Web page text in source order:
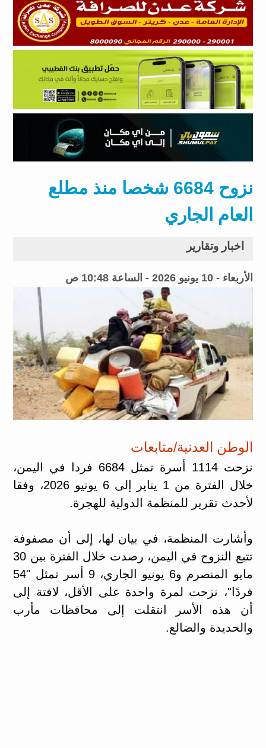
نزوح 6684 شخصا منذ مطلع
العام الجاري
اخبار وتقارير
الأربعاء - 10 يونيو 2026 - الساعة 10:48 ص
الوطن العدنية/متابعات
نزحت 1114 أسرة تمثل 6684 فردا في اليمن،
خلال الفترة من 1 يناير إلى 6 يونيو 2026، وفقا
لأحدث تقرير للمنظمة الدولية للهجرة.
وأشارت المنظمة، في بيان لها، إلى أن مصفوفة
تتبع النزوح في اليمن، رصدت خلال الفترة بين 30
مايو المنصرم و6 يونيو الجاري، 9 أسر تمثل "54
فردًا"، نزحت لمرة واحدة على الأقل، لافتة إلى
أن هذه الأسر انتقلت إلى محافظات مأرب
والحديدة والضالع.